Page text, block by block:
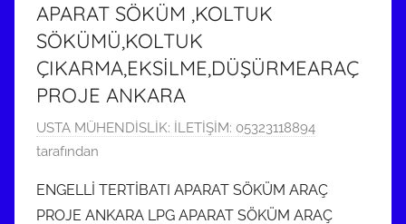
n
d
e
r
l
i
ş
APARAT SÖKÜM ,KOLTUK
SÖKÜMÜ,KOLTUK
ÇIKARMA,EKSİLME,DÜŞÜRMEARAÇ
PROJE ANKARA
9
M
r
USTA MÜHENDİSLİK: İLETİŞİM: 05323118894
tarafından
ENGELLİ TERTİBATI APARAT SÖKÜM ARAÇ
PROJE ANKARA LPG APARAT SÖKÜM ARAÇ